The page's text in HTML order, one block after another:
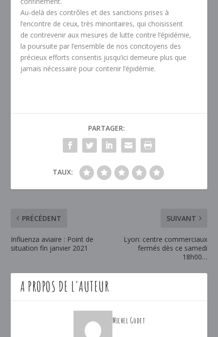
Au-delà des contrôles et des sanctions prises à
l’encontre de ceux, très minoritaires, qui choisissent
de contrevenir aux mesures de lutte contre l’épidémie,
la poursuite par l’ensemble de nos concitoyens des
précieux efforts consentis jusqu’ici demeure plus que
jamais nécessaire pour contenir l’épidémie.
PARTAGER:
TAUX:
PRÉCÉDENT
Influenza aviaire : Point de
situation fin janvier 2021
SUIVANT
Lyon: centre commerciaux
fermés dès ce samedi
18h00…
A PROPOS DE L'AUTEUR
Michel Godet